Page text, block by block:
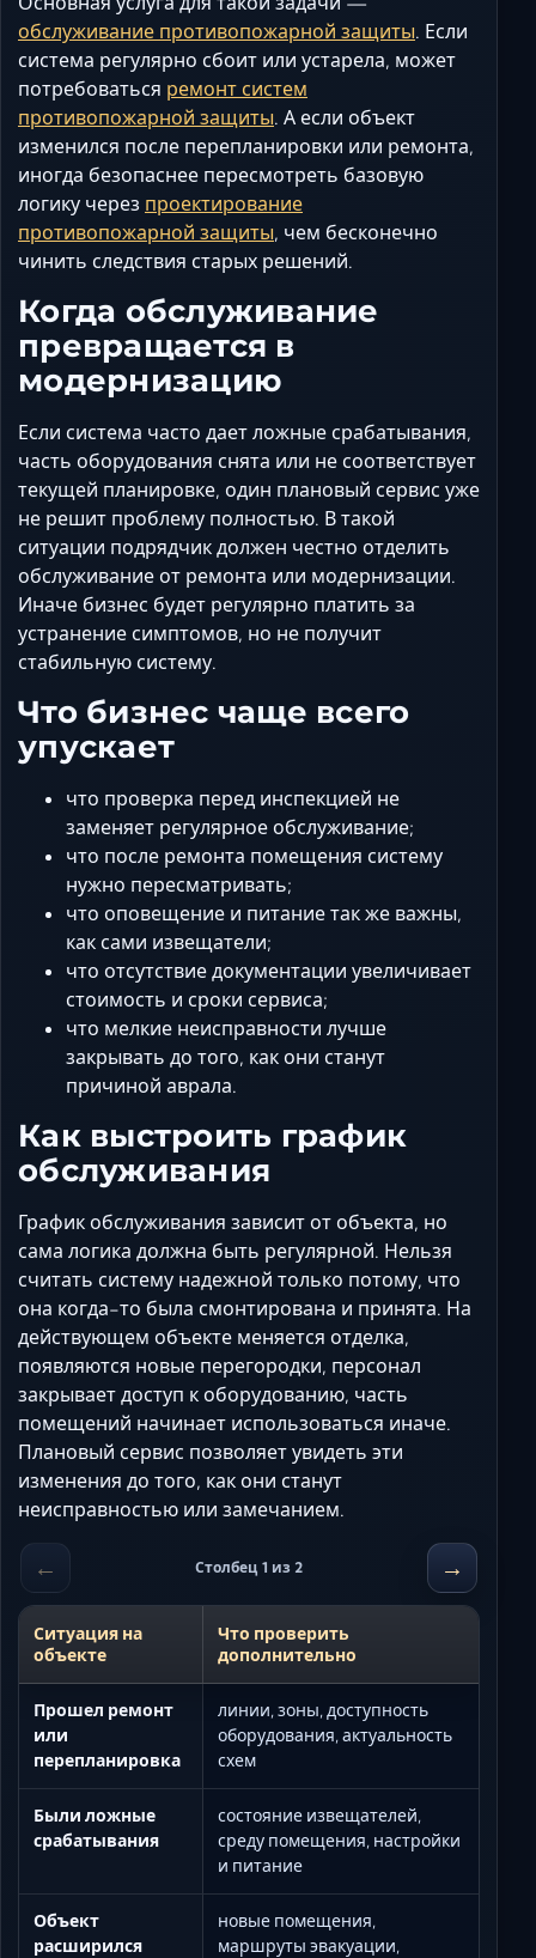
обслуживание противопожарной защиты. Если
система регулярно сбоит или устарела, может
потребоваться ремонт систем
противопожарной защиты. А если объект
изменился после перепланировки или ремонта,
иногда безопаснее пересмотреть базовую
логику через проектирование
противопожарной защиты, чем бесконечно
чинить следствия старых решений.
Когда обслуживание
превращается в
модернизацию
Если система часто дает ложные срабатывания,
часть оборудования снята или не соответствует
текущей планировке, один плановый сервис уже
не решит проблему полностью. В такой
ситуации подрядчик должен честно отделить
обслуживание от ремонта или модернизации.
Иначе бизнес будет регулярно платить за
устранение симптомов, но не получит
стабильную систему.
Что бизнес чаще всего
упускает
что проверка перед инспекцией не
заменяет регулярное обслуживание;
что после ремонта помещения систему
нужно пересматривать;
что оповещение и питание так же важны,
как сами извещатели;
что отсутствие документации увеличивает
стоимость и сроки сервиса;
что мелкие неисправности лучше
закрывать до того, как они станут
причиной аврала.
Как выстроить график
обслуживания
График обслуживания зависит от объекта, но
сама логика должна быть регулярной. Нельзя
считать систему надежной только потому, что
она когда-то была смонтирована и принята. На
действующем объекте меняется отделка,
появляются новые перегородки, персонал
закрывает доступ к оборудованию, часть
помещений начинает использоваться иначе.
Плановый сервис позволяет увидеть эти
изменения до того, как они станут
неисправностью или замечанием.
← Столбец 1 из 2 →
Ситуация на
объекте
Что проверить
дополнительно
Прошел ремонт
или
перепланировка
линии, зоны, доступность
оборудования, актуальность
схем
Были ложные
срабатывания
состояние извещателей,
среду помещения, настройки
и питание
Объект
расширился
новые помещения,
маршруты эвакуации,